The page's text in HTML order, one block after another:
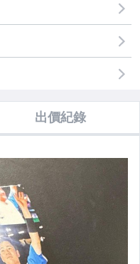
出價紀錄